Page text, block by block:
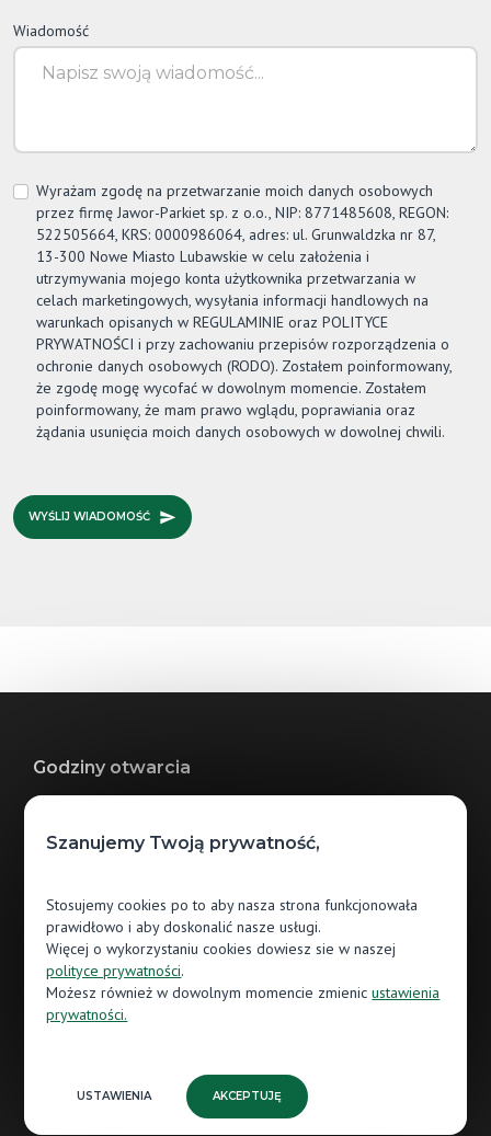
Wiadomość
Wyrażam zgodę na przetwarzanie moich danych osobowych
przez firmę Jawor-Parkiet sp. z o.o., NIP: 8771485608, REGON:
522505664, KRS: 0000986064, adres: ul. Grunwaldzka nr 87,
13-300 Nowe Miasto Lubawskie w celu założenia i
utrzymywania mojego konta użytkownika przetwarzania w
celach marketingowych, wysyłania informacji handlowych na
warunkach opisanych w REGULAMINIE oraz POLITYCE
PRYWATNOŚCI i przy zachowaniu przepisów rozporządzenia o
ochronie danych osobowych (RODO). Zostałem poinformowany,
że zgodę mogę wycofać w dowolnym momencie. Zostałem
poinformowany, że mam prawo wglądu, poprawiania oraz
żądania usunięcia moich danych osobowych w dowolnej chwili.
WYŚLIJ WIADOMOŚĆ
Godziny otwarcia
Śr.: 10:00 - 19:00
Czw.: 10:00 - 19:00
Pt.: 10:00 - 19:00
Sb.: 10:00 - 19:00
Home Concept 3
Szanujemy Twoją prywatność,
Stosujemy cookies po to aby nasza strona funkcjonowała
prawidłowo i aby doskonalić nasze usługi.
Więcej o wykorzystaniu cookies dowiesz sie w naszej
polityce prywatności.
Możesz również w dowolnym momencie zmienicustawienia
prywatności.
USTAWIENIA AKCEPTUJĘ